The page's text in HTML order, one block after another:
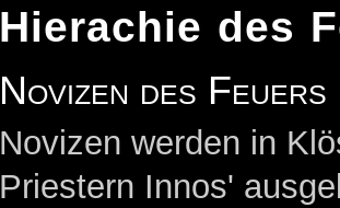
Hierachie des
Novizen des Feuers
Novizen werden in
Priestern Innos'